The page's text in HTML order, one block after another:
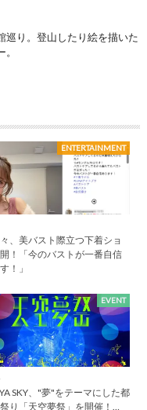
巡り。登山したり絵を描いた
ENTERTAINMENT
、美バスト際立つ下着ショ
！「今のバストが一番自信
！」
EVENT
SKY、"夢"をテーマにした都
り「天空夢祭」を開催！…